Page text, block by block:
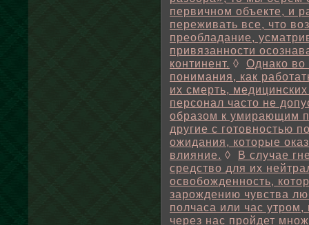
первичном объекте, и
переживать все, что
преобладание,
привязанности
континент. ◊ Однако во
понимания, как
их смерть,
персонал часто не
образом к умирающим
другие с готовностью
ожидания, которые
влияние. ◊ В случае
средство для их
освобожденность,
зарождению чувства
полчаса или час
через нас пройдет